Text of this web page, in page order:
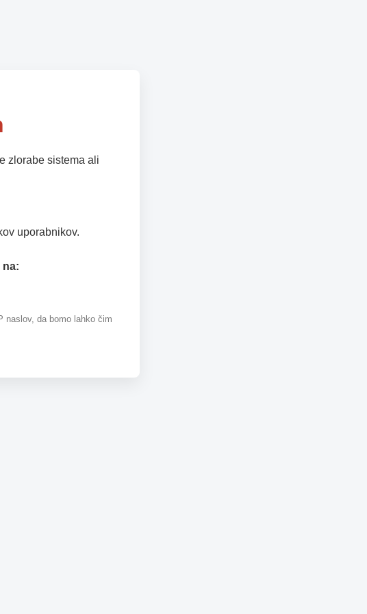
zlorabe sistema ali
uporabnikov.
na:
naslov, da bomo lahko čim